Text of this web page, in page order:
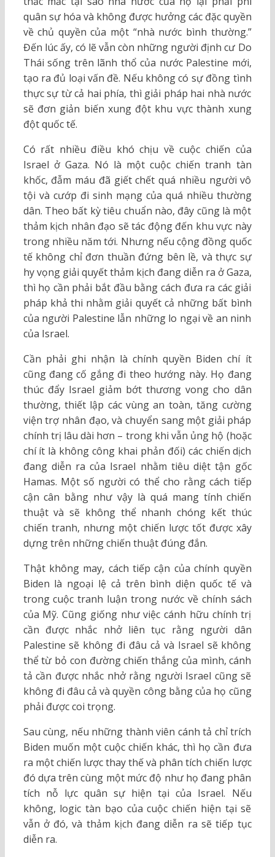
quân sự hóa và không được hưởng các đặc quyền
về chủ quyền của một “nhà nước bình thường.”
Đến lúc ấy, có lẽ vẫn còn những người định cư Do
Thái sống trên lãnh thổ của nước Palestine mới,
tạo ra đủ loại vấn đề. Nếu không có sự đồng tình
thực sự từ cả hai phía, thì giải pháp hai nhà nước
sẽ đơn giản biến xung đột khu vực thành xung
đột quốc tế.
Có rất nhiều điều khó chịu về cuộc chiến của
Israel ở Gaza. Nó là một cuộc chiến tranh tàn
khốc, đẫm máu đã giết chết quá nhiều người vô
tội và cướp đi sinh mạng của quá nhiều thường
dân. Theo bất kỳ tiêu chuẩn nào, đây cũng là một
thảm kịch nhân đạo sẽ tác động đến khu vực này
trong nhiều năm tới. Nhưng nếu cộng đồng quốc
tế không chỉ đơn thuần đứng bên lề, và thực sự
hy vọng giải quyết thảm kịch đang diễn ra ở Gaza,
thì họ cần phải bắt đầu bằng cách đưa ra các giải
pháp khả thi nhằm giải quyết cả những bất bình
của người Palestine lẫn những lo ngại về an ninh
của Israel.
Cần phải ghi nhận là chính quyền Biden chí ít
cũng đang cố gắng đi theo hướng này. Họ đang
thúc đẩy Israel giảm bớt thương vong cho dân
thường, thiết lập các vùng an toàn, tăng cường
viện trợ nhân đạo, và chuyển sang một giải pháp
chính trị lâu dài hơn – trong khi vẫn ủng hộ (hoặc
chí ít là không công khai phản đối) các chiến dịch
đang diễn ra của Israel nhằm tiêu diệt tận gốc
Hamas. Một số người có thể cho rằng cách tiếp
cận cân bằng như vậy là quá mang tính chiến
thuật và sẽ không thể nhanh chóng kết thúc
chiến tranh, nhưng một chiến lược tốt được xây
dựng trên những chiến thuật đúng đắn.
Thật không may, cách tiếp cận của chính quyền
Biden là ngoại lệ cả trên bình diện quốc tế và
trong cuộc tranh luận trong nước về chính sách
của Mỹ. Cũng giống như việc cánh hữu chính trị
cần được nhắc nhở liên tục rằng người dân
Palestine sẽ không đi đâu cả và Israel sẽ không
thể từ bỏ con đường chiến thắng của mình, cánh
tả cần được nhắc nhở rằng người Israel cũng sẽ
không đi đâu cả và quyền công bằng của họ cũng
phải được coi trọng.
Sau cùng, nếu những thành viên cánh tả chỉ trích
Biden muốn một cuộc chiến khác, thì họ cần đưa
ra một chiến lược thay thế và phân tích chiến lược
đó dựa trên cùng một mức độ như họ đang phân
tích nỗ lực quân sự hiện tại của Israel. Nếu
không, logic tàn bạo của cuộc chiến hiện tại sẽ
vẫn ở đó, và thảm kịch đang diễn ra sẽ tiếp tục
diễn ra.